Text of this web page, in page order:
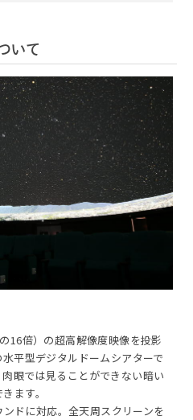
いて
16倍）の超高解像度映像を投影
平型デジタルドームシアターで
眼では見ることができない暗い
ます。
ドに対応。全天周スクリーンを